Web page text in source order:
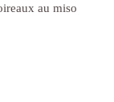
au miso